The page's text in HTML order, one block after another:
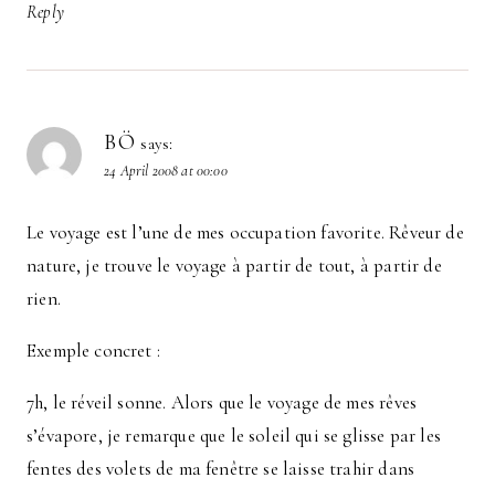
Reply
BÖ says:
24 April 2008 at 00:00
Le voyage est l’une de mes occupation favorite. Rêveur de
nature, je trouve le voyage à partir de tout, à partir de
rien.
Exemple concret :
7h, le réveil sonne. Alors que le voyage de mes rêves
s’évapore, je remarque que le soleil qui se glisse par les
fentes des volets de ma fenêtre se laisse trahir dans